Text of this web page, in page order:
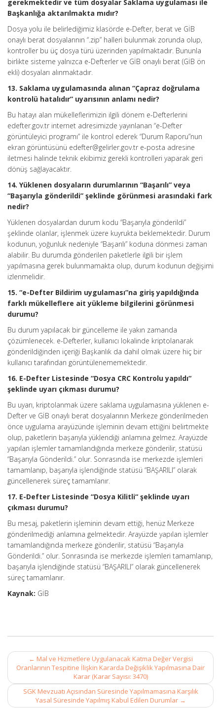
gerekmektedir ve tüm dosyalar Saklama uygulaması ile
Başkanlığa aktarılmakta mıdır?
Dosya yolu ile belirlediğimiz klasörde e-Defter, berat ve GİB
onaylı berat dosyalarının “.zip” halleri bulunmak zorunda olup,
kontroller bu üç dosya türü üzerinden yapılmaktadır. Bununla
birlikte sisteme yalnızca e-Defterler ve GİB onaylı berat (GİB ön
ekli) dosyaları alınmaktadır.
13. Saklama uygulamasında alınan “Çapraz doğrulama
kontrolü hatalıdır” uyarısının anlamı nedir?
Bu hatayı alan mükelleflerimizin ilgili dönem e-Defterlerini
edefter.gov.tr internet adresimizde yayınlanan “e-Defter
görüntüleyici programı” ile kontrol ederek “Durum Raporu”nun
ekran görüntüsünü edefter@gelirler.gov.tr e-posta adresine
iletmesi halinde teknik ekibimiz gerekli kontrolleri yaparak geri
dönüş sağlayacaktır.
14. Yüklenen dosyaların durumlarının “Başarılı” veya
“Başarıyla gönderildi” şeklinde görünmesi arasındaki fark
nedir?
Yüklenen dosyalardan durum kodu “Başarıyla gönderildi”
şeklinde olanlar, işlenmek üzere kuyrukta beklemektedir. Durum
kodunun, yoğunluk nedeniyle “Başarılı” koduna dönmesi zaman
alabilir. Bu durumda gönderilen paketlerle ilgili bir işlem
yapılmasına gerek bulunmamakta olup, durum kodunun değişimi
izlenmelidir.
15. “e-Defter Bildirim uygulaması”na giriş yapıldığında
farklı mükelleflere ait yükleme bilgilerini görünmesi
durumu?
Bu durum yapılacak bir güncelleme ile yakın zamanda
çözümlenecek. e-Defterler, kullanıcı lokalinde kriptolanarak
gönderildiğinden içeriği Başkanlık da dahil olmak üzere hiç bir
kullanıcı tarafından görüntülenememektedir.
16. E-Defter Listesinde “Dosya CRC Kontrolu yapıldı“
şeklinde uyarı çıkması durumu?
Bu uyarı, kriptolanmak üzere saklama uygulamasına yüklenen e-
Defter ve GİB onaylı berat dosyalarının Merkeze gönderilmeden
önce uygulama arayüzünde işleminin devam ettiğini belirtmekte
olup, paketlerin başarıyla yüklendiği anlamına gelmez. Arayüzde
yapılan işlemler tamamlandığında merkeze gönderilir, statüsü
“Başarıyla Gönderildi.” olur. Sonrasında ise merkezde işlemleri
tamamlanıp, başarıyla işlendiğinde statüsü “BAŞARILI” olarak
güncellenerek süreç tamamlanır.
17. E-Defter Listesinde “Dosya Kilitli“ şeklinde uyarı
çıkması durumu?
Bu mesaj, paketlerin işleminin devam ettiği, henüz Merkeze
gönderilmediği anlamına gelmektedir. Arayüzde yapılan işlemler
tamamlandığında merkeze gönderilir, statüsü “Başarıyla
Gönderildi.” olur. Sonrasında ise merkezde işlemleri tamamlanıp,
başarıyla işlendiğinde statüsü “BAŞARILI” olarak güncellenerek
süreç tamamlanır.
Kaynak: GİB
Post
navigation
← Mal ve Hizmetlere Uygulanacak Katma Değer Vergisi
Oranlarının Tespitine İlişkin Kararda Değişiklik Yapılmasına Dair
Karar (Karar Sayısı: 3470)
SGK Mevzuatı Açısından Süresinde Yapılmamasına Karşılık
Yasal Süresinde Yapılmış Kabul Edilen Durumlar →